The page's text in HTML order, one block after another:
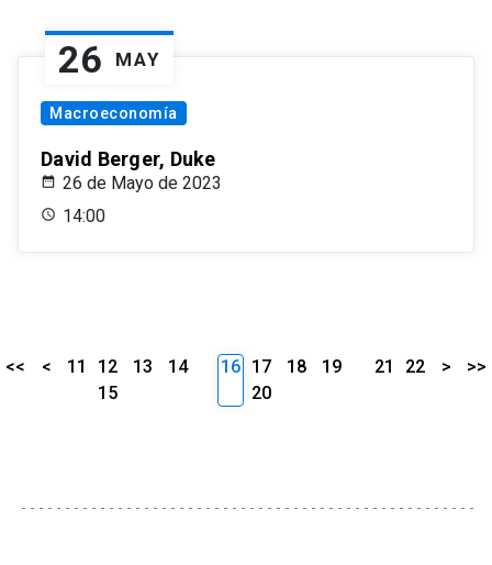
26 MAY
Macroeconomía
David Berger, Duke
26 de Mayo de 2023
14:00
<< < 11 12 13
14
15
16 17 18
19
20
21 22 > >>